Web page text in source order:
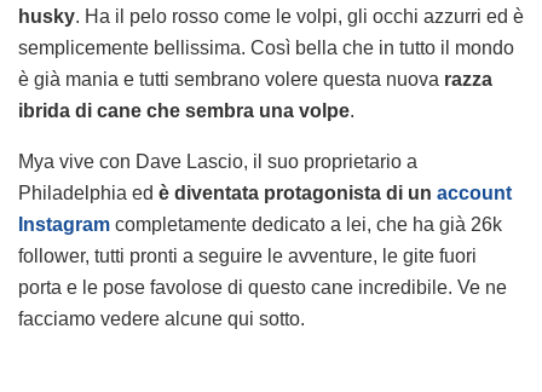
husky. Ha il pelo rosso come le volpi, gli occhi azzurri ed è
semplicemente bellissima. Così bella che in tutto il mondo
è già mania e tutti sembrano volere questa nuova razza
ibrida di cane che sembra una volpe.
Mya vive con Dave Lascio, il suo proprietario a
Philadelphia ed è diventata protagonista di un account
Instagram completamente dedicato a lei, che ha già 26k
follower, tutti pronti a seguire le avventure, le gite fuori
porta e le pose favolose di questo cane incredibile. Ve ne
facciamo vedere alcune qui sotto.